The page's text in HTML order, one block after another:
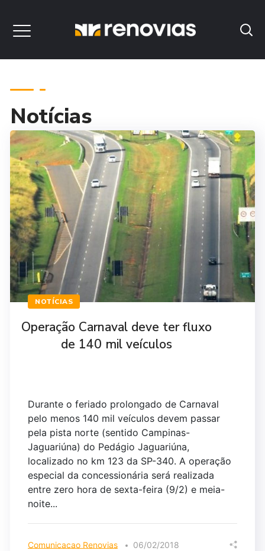
Notícias
NOTÍCIAS
Operação Carnaval deve ter fluxo
de 140 mil veículos
Durante o feriado prolongado de Carnaval
pelo menos 140 mil veículos devem passar
pela pista norte (sentido Campinas-
Jaguariúna) do Pedágio Jaguariúna,
localizado no km 123 da SP-340. A operação
especial da concessionária será realizada
entre zero hora de sexta-feira (9/2) e meia-
noite...
Comunicacao Renovias 06/02/2018